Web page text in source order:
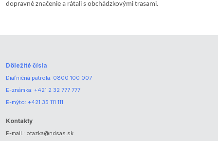
dopravné značenie a rátali s obchádzkovými trasami.
Dôležité čísla
Diaľničná patrola: 0800 100 007
E-známka: +421 2 32 777 777
E-mýto: +421 35 111 111
Kontakty
E-mail.: otazka@ndsas.sk